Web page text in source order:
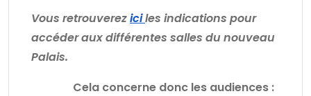
Vous retrouvereziciles indications pour
accéder aux différentes salles du nouveau
Palais.
Cela concerne donc les audiences :